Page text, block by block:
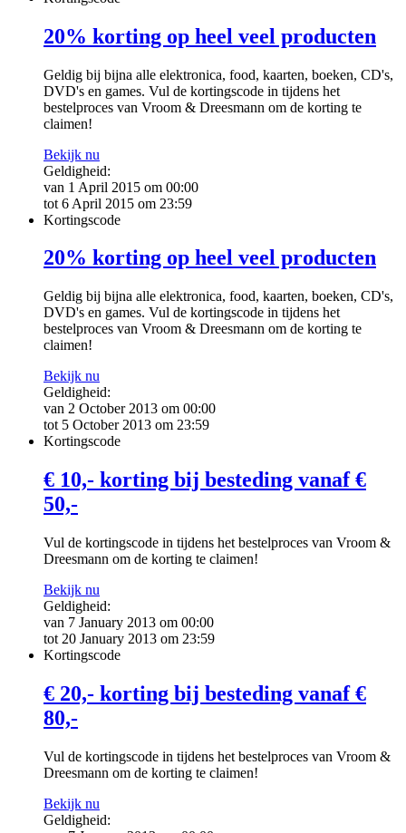
20% korting op heel veel producten
Geldig bij bijna alle elektronica, food, kaarten, boeken, CD's,
DVD's en games. Vul de kortingscode in tijdens het
bestelproces van Vroom & Dreesmann om de korting te
claimen!
Bekijk nu
Geldigheid:
van 1 April 2015 om 00:00
tot 6 April 2015 om 23:59
Kortingscode
20% korting op heel veel producten
Geldig bij bijna alle elektronica, food, kaarten, boeken, CD's,
DVD's en games. Vul de kortingscode in tijdens het
bestelproces van Vroom & Dreesmann om de korting te
claimen!
Bekijk nu
Geldigheid:
van 2 October 2013 om 00:00
tot 5 October 2013 om 23:59
Kortingscode
€ 10,- korting bij besteding vanaf €
50,-
Vul de kortingscode in tijdens het bestelproces van Vroom &
Dreesmann om de korting te claimen!
Bekijk nu
Geldigheid:
van 7 January 2013 om 00:00
tot 20 January 2013 om 23:59
Kortingscode
€ 20,- korting bij besteding vanaf €
80,-
Vul de kortingscode in tijdens het bestelproces van Vroom &
Dreesmann om de korting te claimen!
Bekijk nu
Geldigheid: